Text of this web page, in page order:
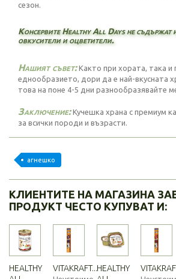
сезон.
Консервите Healthy All Days не съдържат
овкусители и оцветители.
Нашият съвет:Както при хората, така и
еднообразието, дори да е най-вкусната
това на поне 4-5 дни разнообразявайте
Заключение:Кучешка храна с премиум
за всички породи и възрасти.
агнешко
КЛИЕНТИТЕ НА МАГАЗИНА
ПРОДУКТ ЧЕСТО КУПУВАТ И:
HEALTHY
VITAKRAFT...HEALTHY